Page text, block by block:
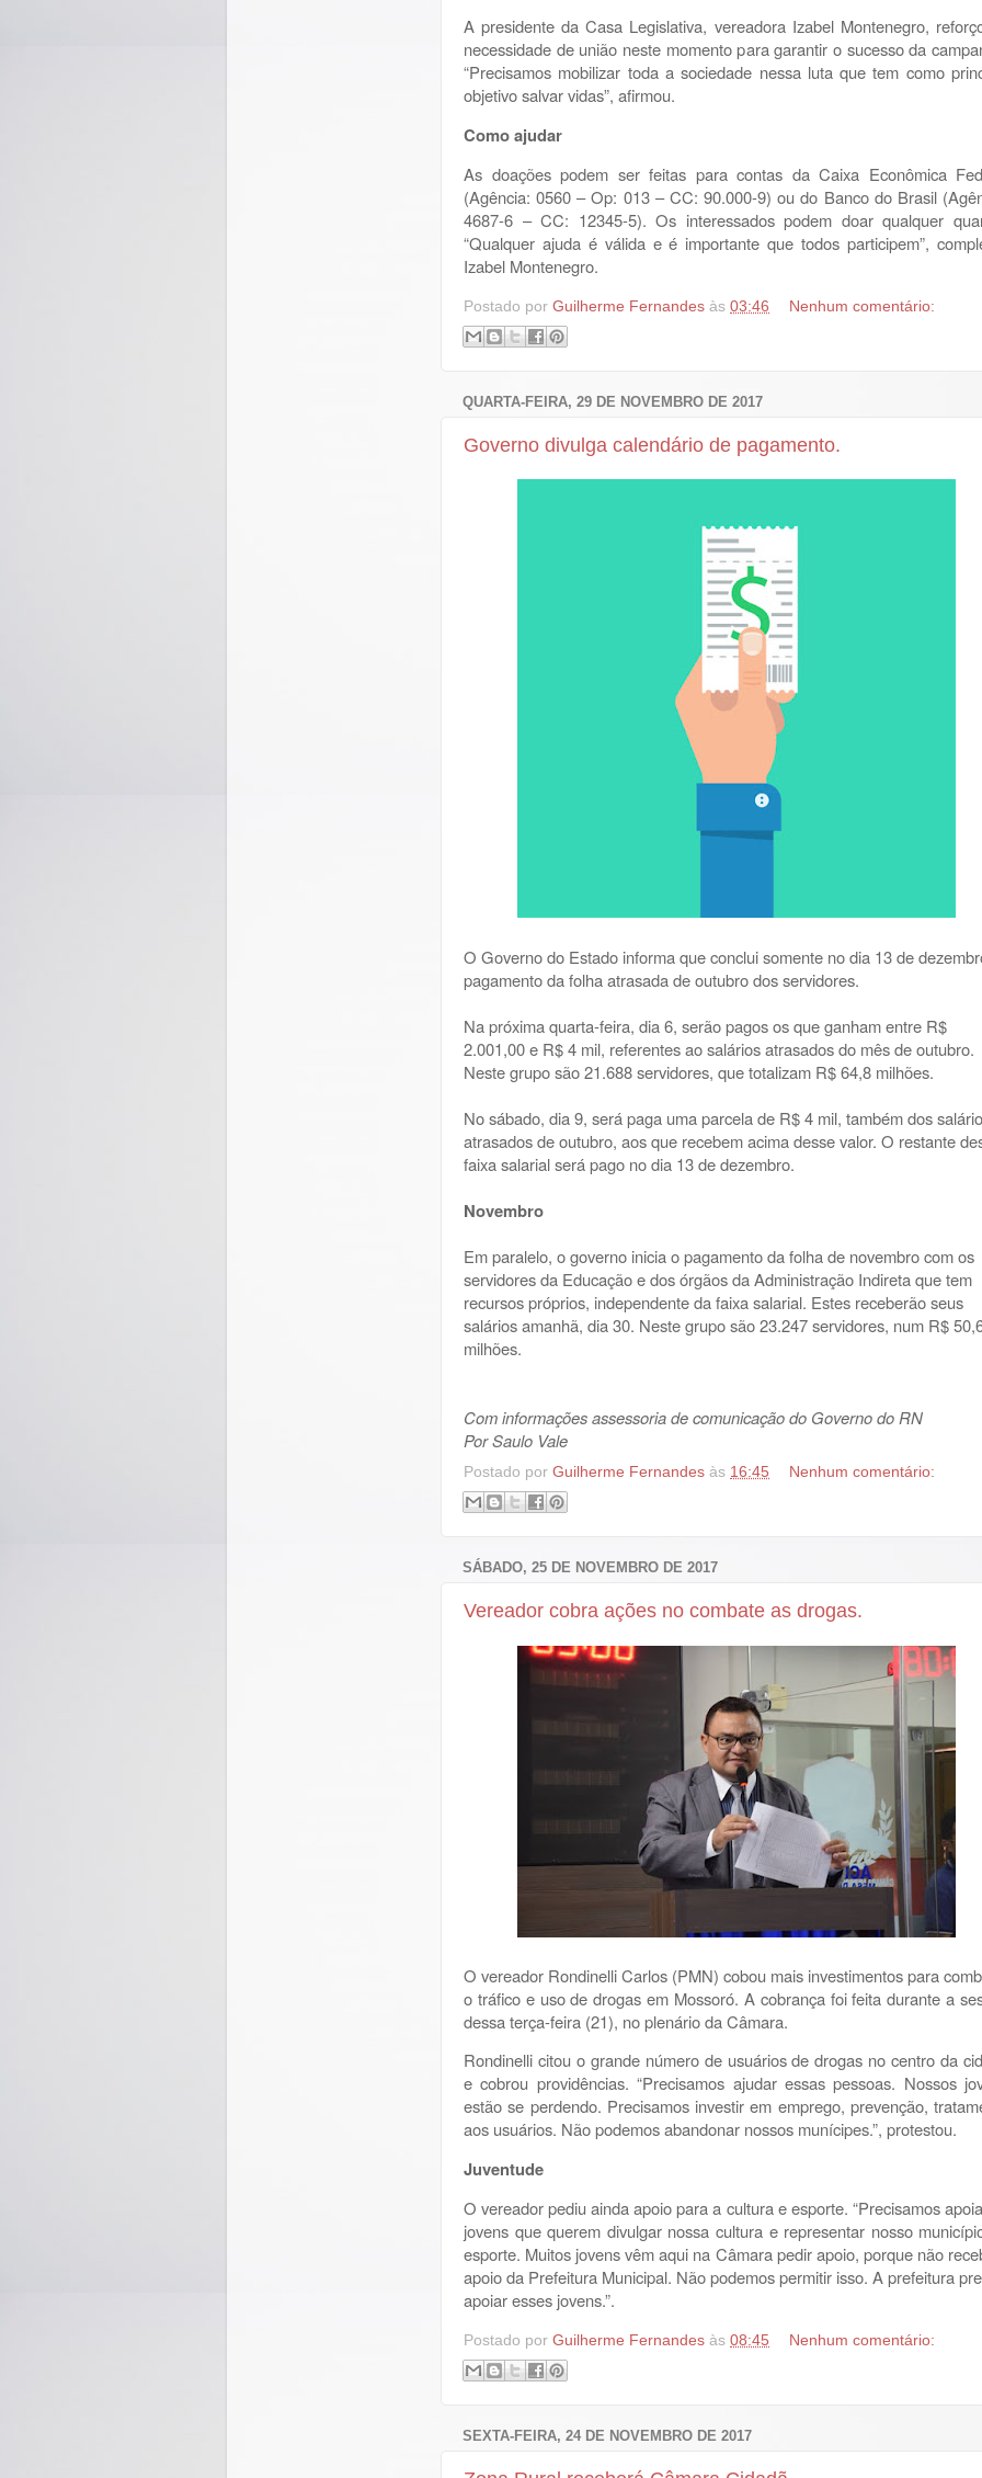
A presidente da Casa Legislativa, vereadora Izabel Montenegro,
necessidade de união neste momento para garantir o sucesso da
“Precisamos mobilizar toda a sociedade nessa luta que tem como
objetivo salvar vidas”, afirmou.
Como ajudar
As doações podem ser feitas para contas da Caixa Econômica
(Agência: 0560 – Op: 013 – CC: 90.000-9) ou do Banco do Brasil
4687-6 – CC: 12345-5). Os interessados podem doar qualquer
“Qualquer ajuda é válida e é importante que todos participem”,
Izabel Montenegro.
Postado por Guilherme Fernandes às 03:46 Nenhum comentário:
QUARTA-FEIRA, 29 DE NOVEMBRO DE 2017
Governo divulga calendário de pagamento.
O Governo do Estado informa que conclui somente no dia 13 de
pagamento da folha atrasada de outubro dos servidores.
Na próxima quarta-feira, dia 6, serão pagos os que ganham entre R$
2.001,00 e R$ 4 mil, referentes ao salários atrasados do mês de outubro.
Neste grupo são 21.688 servidores, que totalizam R$ 64,8 milhões.
No sábado, dia 9, será paga uma parcela de R$ 4 mil, também dos
atrasados de outubro, aos que recebem acima desse valor. O restante
faixa salarial será pago no dia 13 de dezembro.
Novembro
Em paralelo, o governo inicia o pagamento da folha de novembro com os
servidores da Educação e dos órgãos da Administração Indireta que tem
recursos próprios, independente da faixa salarial. Estes receberão seus
salários amanhã, dia 30. Neste grupo são 23.247 servidores, num R$
milhões.
Com informações assessoria de comunicação do Governo do RN
Por Saulo Vale
Postado por Guilherme Fernandes às 16:45 Nenhum comentário:
SÁBADO, 25 DE NOVEMBRO DE 2017
Vereador cobra ações no combate as drogas.
O vereador Rondinelli Carlos (PMN) cobou mais investimentos para
o tráfico e uso de drogas em Mossoró. A cobrança foi feita durante a
dessa terça-feira (21), no plenário da Câmara.
Rondinelli citou o grande número de usuários de drogas no centro da
e cobrou providências. “Precisamos ajudar essas pessoas. Nossos
estão se perdendo. Precisamos investir em emprego, prevenção,
aos usuários. Não podemos abandonar nossos munícipes.”, protestou.
Juventude
O vereador pediu ainda apoio para a cultura e esporte. “Precisamos
jovens que querem divulgar nossa cultura e representar nosso
esporte. Muitos jovens vêm aqui na Câmara pedir apoio, porque não
apoio da Prefeitura Municipal. Não podemos permitir isso. A prefeitura
apoiar esses jovens.”.
Postado por Guilherme Fernandes às 08:45 Nenhum comentário:
SEXTA-FEIRA, 24 DE NOVEMBRO DE 2017